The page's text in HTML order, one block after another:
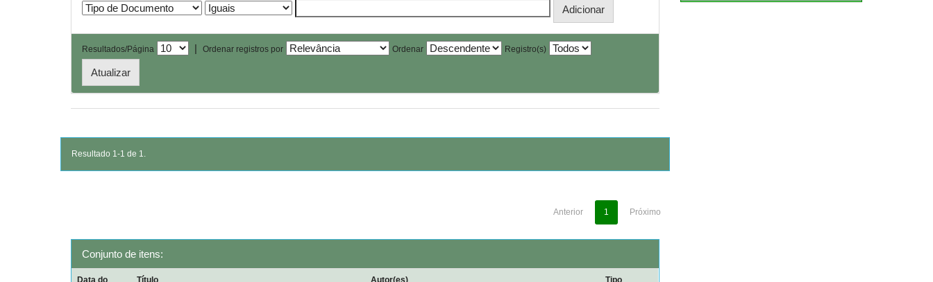
Resultados/Página | Ordenar registros por Ordenar Registro(s)
Resultado 1-1 de 1.
Anterior 1 Próximo
Conjunto de itens:
Data do Título Autor(es) Tipo